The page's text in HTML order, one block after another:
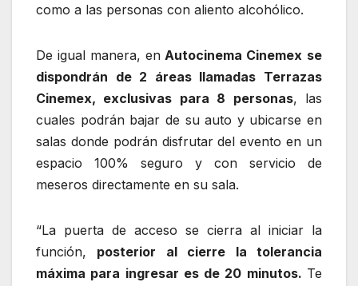
como a las personas con aliento alcohólico.
De igual manera, enAutocinema Cinemex se
dispondrán de 2 áreas llamadas Terrazas
Cinemex, exclusivas para 8 personas, las
cuales podrán bajar de su auto y ubicarse en
salas donde podrán disfrutar del evento en un
espacio 100% seguro y con servicio de
meseros directamente en su sala.
“La puerta de acceso se cierra al iniciar la
función, posterior al cierre la tolerancia
máxima para ingresar es de 20 minutos. Te